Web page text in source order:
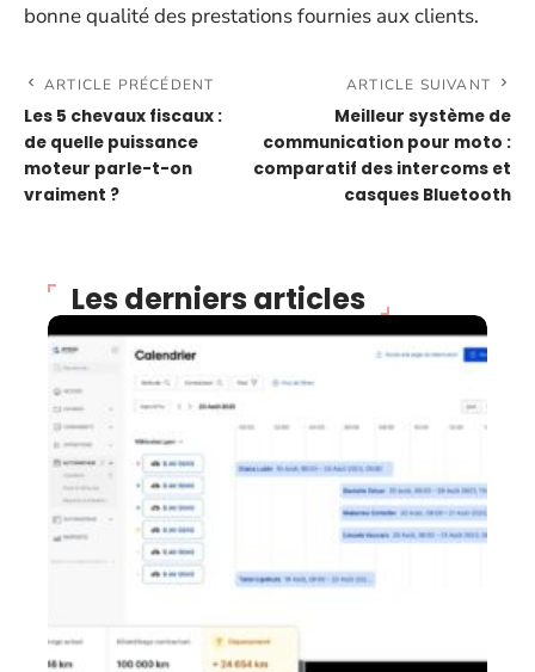
bonne qualité des prestations fournies aux clients.
ARTICLE PRÉCÉDENT
Les 5 chevaux fiscaux :
de quelle puissance
moteur parle-t-on
vraiment ?
ARTICLE SUIVANT
Meilleur système de
communication pour moto :
comparatif des intercoms et
casques Bluetooth
Les derniers articles